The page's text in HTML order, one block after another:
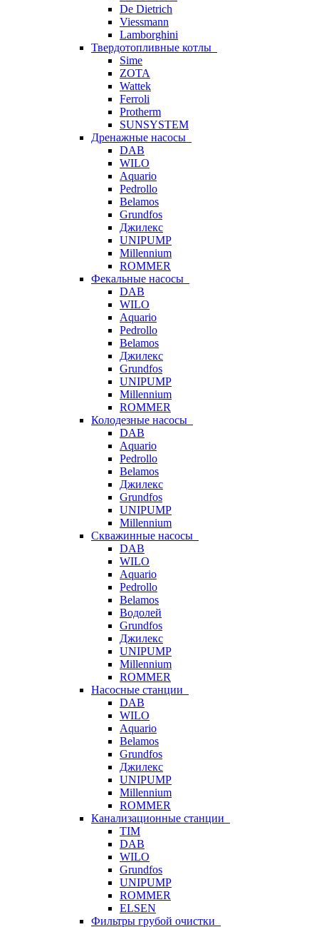
De Dietrich
Viessmann
Lamborghini
Твердотопливные котлы
Sime
ZOTA
Wattek
Ferroli
Protherm
SUNSYSTEM
Дренажные насосы
DAB
WILO
Aquario
Pedrollo
Belamos
Grundfos
Джилекс
UNIPUMP
Millennium
ROMMER
Фекальные насосы
DAB
WILO
Aquario
Pedrollo
Belamos
Джилекс
Grundfos
UNIPUMP
Millennium
ROMMER
Колодезные насосы
DAB
Aquario
Pedrollo
Belamos
Джилекс
Grundfos
UNIPUMP
Millennium
Скважинные насосы
DAB
WILO
Aquario
Pedrollo
Belamos
Водолей
Grundfos
Джилекс
UNIPUMP
Millennium
ROMMER
Насосные станции
DAB
WILO
Aquario
Belamos
Grundfos
Джилекс
UNIPUMP
Millennium
ROMMER
Канализационные станции
TIM
DAB
WILO
Grundfos
UNIPUMP
ROMMER
ELSEN
Фильтры грубой очистки